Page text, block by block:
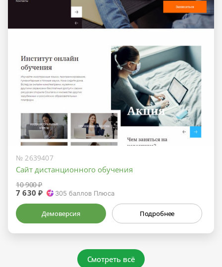
№ 2639407
Сайт дистанционного обучения
10 900 ₽
7 630 ₽ 305 баллов Плюса
Демоверсия Подробнее
Смотреть всё